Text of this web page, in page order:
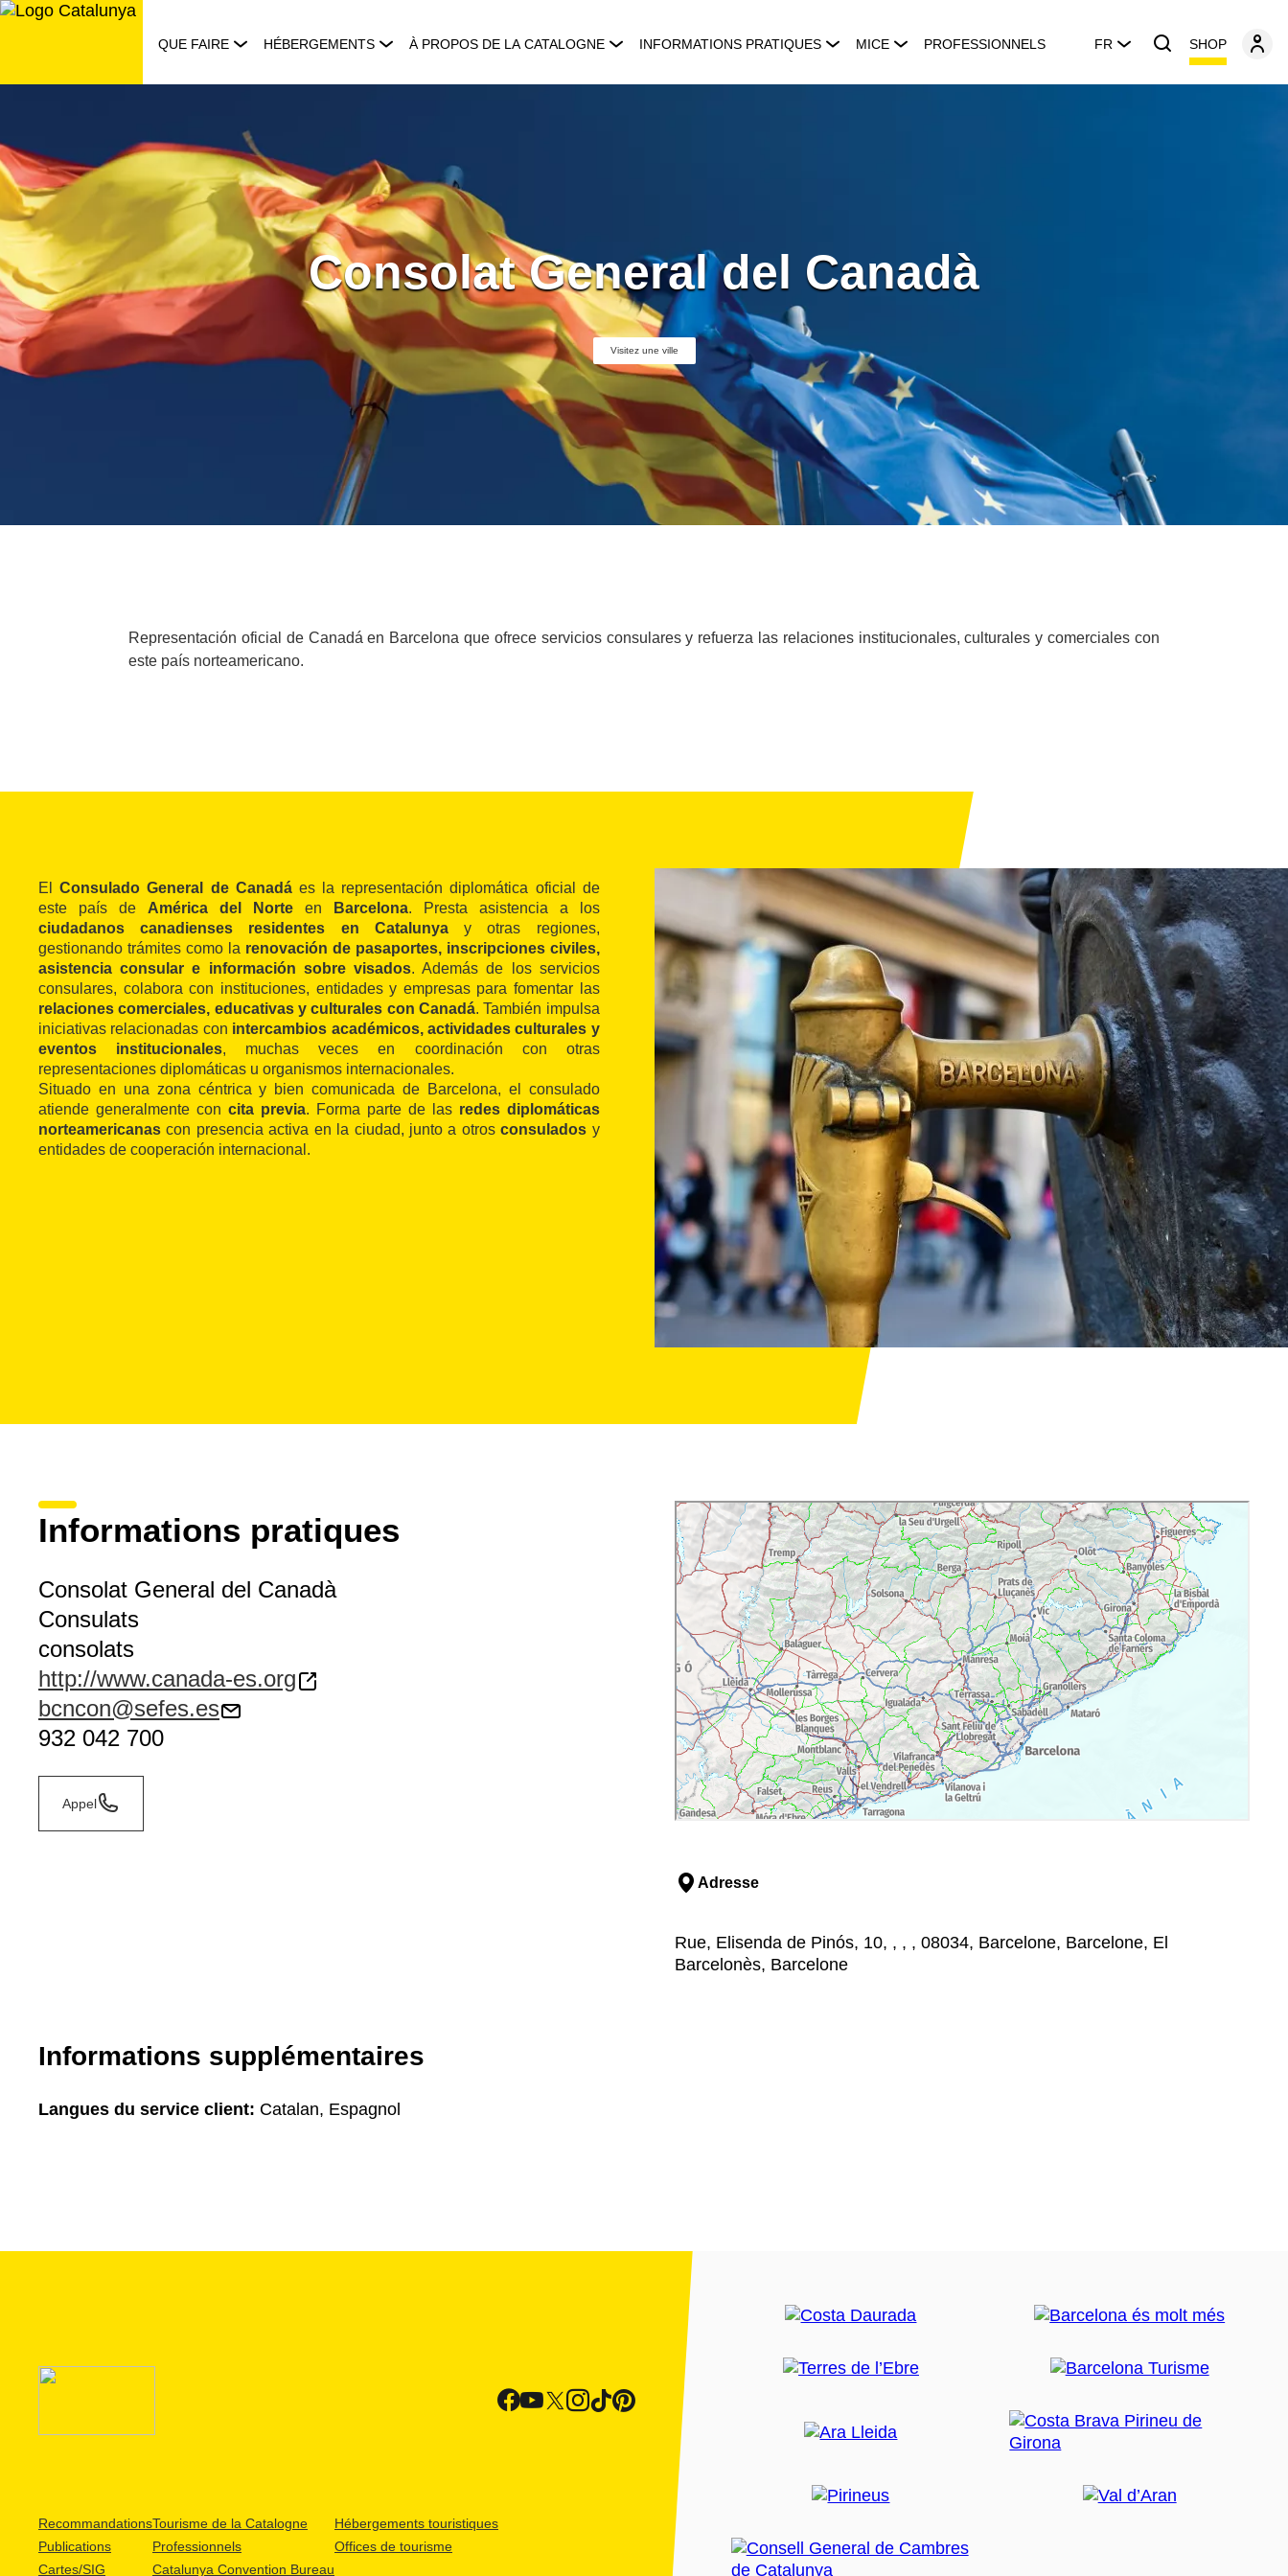
Aller
QUE FAIRE HÉBERGEMENTS À PROPOS DE LA CATALOGNE INFORMATIONS PRATIQUES MICE PROFESSIONNELS FR SHOP
Consolat General del Canadà
Visitez une ville
Representación oficial de Canadá en Barcelona que ofrece servicios consulares y refuerza las relaciones institucionales, culturales y comerciales con
este país norteamericano.
ElConsulado General de Canadáes la representación diplomática oficial de
este país de América del Norteen Barcelona. Presta asistencia a los
ciudadanos canadienses residentes en Catalunyay otras regiones,
gestionando trámites como la renovación de pasaportes, inscripciones civiles,
asistencia consular e información sobre visados. Además de los servicios
consulares, colabora con instituciones, entidades y empresas para fomentar las
relaciones comerciales, educativas y culturales con Canadá. También impulsa
iniciativas relacionadas con intercambios académicos, actividades culturales y
eventos institucionales, muchas veces en coordinación con otras
representaciones diplomáticas u organismos internacionales.
Situado en una zona céntrica y bien comunicada de Barcelona, el consulado
atiende generalmente con cita previa. Forma parte de las redes diplomáticas
norteamericanas con presencia activa en la ciudad, junto a otrosconsulados y
entidades de cooperación internacional.
Informations pratiques
Consolat General del Canadà
Consulats
consolats
http://www.canada-es.org
bcncon@sefes.es
932 042 700
Appel
Adresse
Rue, Elisenda de Pinós, 10, , , , 08034, Barcelone, Barcelone, El
Barcelonès, Barcelone
Informations supplémentaires
Langues du service client: Catalan, Espagnol
Recommandations
Publications
Cartes/SIG
Tourisme de la Catalogne
Professionnels
Catalunya Convention Bureau
Hébergements touristiques
Offices de tourisme